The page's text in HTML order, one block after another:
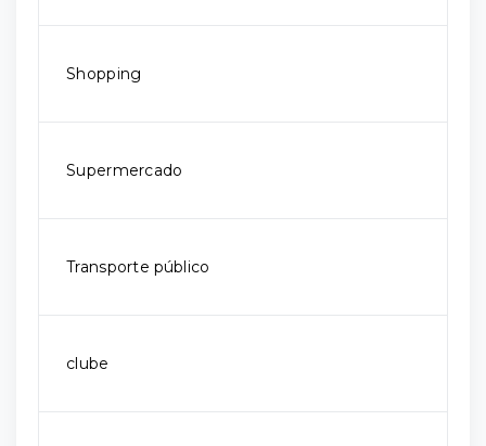
Shopping
Supermercado
Transporte público
clube